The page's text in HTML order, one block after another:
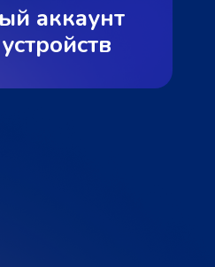
аккаунт